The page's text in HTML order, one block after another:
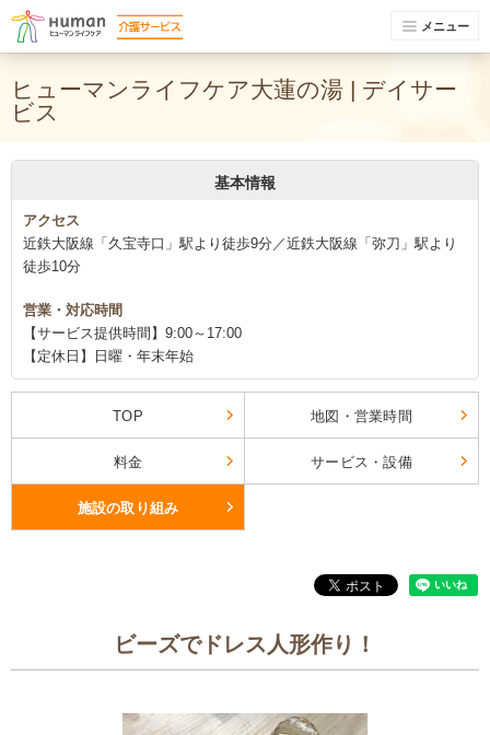
メニュー
ヒューマンライフケア大蓮の湯 | デイサー
ビス
基本情報
アクセス
近鉄大阪線「久宝寺口」駅より徒歩9分／近鉄大阪線「弥刀」駅より
徒歩10分
営業・対応時間
【サービス提供時間】9:00～17:00
【定休日】日曜・年末年始
TOP 地図・営業時間
料金 サービス・設備
施設の取り組み
ビーズでドレス人形作り！